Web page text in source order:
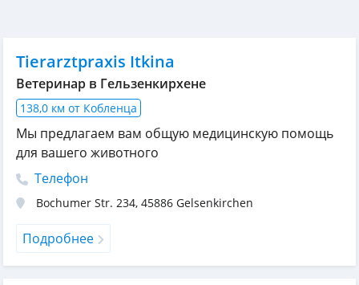
Tierarztpraxis Itkina
Ветеринар в Гельзенкирхене
138,0 км от Кобленца
Мы предлагаем вам общую медицинскую помощь
для вашего животного
Телефон
Bochumer Str. 234, 45886 Gelsenkirchen
Подробнее